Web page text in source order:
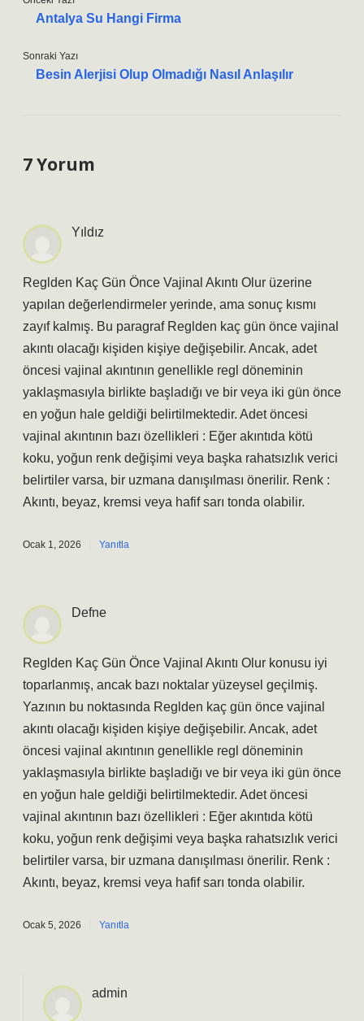
Antalya Su Hangi Firma
Sonraki Yazı
Besin Alerjisi Olup Olmadığı Nasıl Anlaşılır
7 Yorum
Yıldız
Reglden Kaç Gün Önce Vajinal Akıntı Olur üzerine
yapılan değerlendirmeler yerinde, ama sonuç kısmı
zayıf kalmış. Bu paragraf Reglden kaç gün önce vajinal
akıntı olacağı kişiden kişiye değişebilir. Ancak, adet
öncesi vajinal akıntının genellikle regl döneminin
yaklaşmasıyla birlikte başladığı ve bir veya iki gün önce
en yoğun hale geldiği belirtilmektedir. Adet öncesi
vajinal akıntının bazı özellikleri : Eğer akıntıda kötü
koku, yoğun renk değişimi veya başka rahatsızlık verici
belirtiler varsa, bir uzmana danışılması önerilir. Renk :
Akıntı, beyaz, kremsi veya hafif sarı tonda olabilir.
Ocak 1, 2026 Yanıtla
Defne
Reglden Kaç Gün Önce Vajinal Akıntı Olur konusu iyi
toparlanmış, ancak bazı noktalar yüzeysel geçilmiş.
Yazının bu noktasında Reglden kaç gün önce vajinal
akıntı olacağı kişiden kişiye değişebilir. Ancak, adet
öncesi vajinal akıntının genellikle regl döneminin
yaklaşmasıyla birlikte başladığı ve bir veya iki gün önce
en yoğun hale geldiği belirtilmektedir. Adet öncesi
vajinal akıntının bazı özellikleri : Eğer akıntıda kötü
koku, yoğun renk değişimi veya başka rahatsızlık verici
belirtiler varsa, bir uzmana danışılması önerilir. Renk :
Akıntı, beyaz, kremsi veya hafif sarı tonda olabilir.
Ocak 5, 2026 Yanıtla
admin